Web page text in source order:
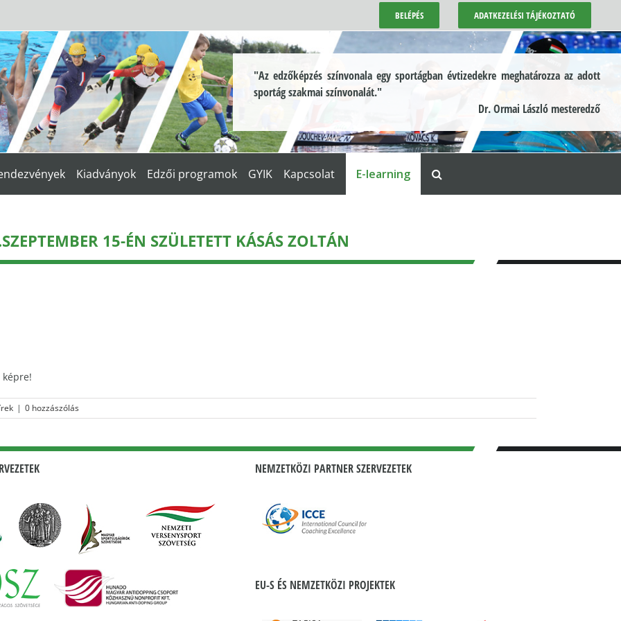
BELÉPÉS ADATKEZELÉSI TÁJÉKOZTATÓ
"Az edzőképzés színvonala egy sportágban évtizedekre meghatározza az adott
sportág szakmai színvonalát."
Dr. Ormai László mesteredző
Kiadványok Edzői programok GYIK Kapcsolat E-learning
15-ÉN SZÜLETETT KÁSÁS ZOLTÁN
| 0 hozzászólás
NEMZETKÖZI PARTNER SZERVEZETEK
EU-S ÉS NEMZETKÖZI PROJEKTEK